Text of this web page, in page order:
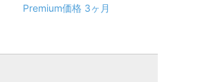
Premium価格 3ヶ月